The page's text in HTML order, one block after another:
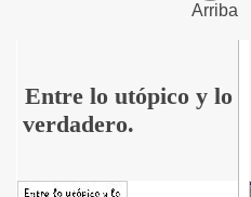
Entre lo utópico y lo
verdadero.